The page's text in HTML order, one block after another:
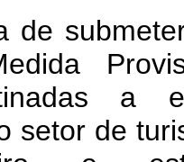
de
a
setor de